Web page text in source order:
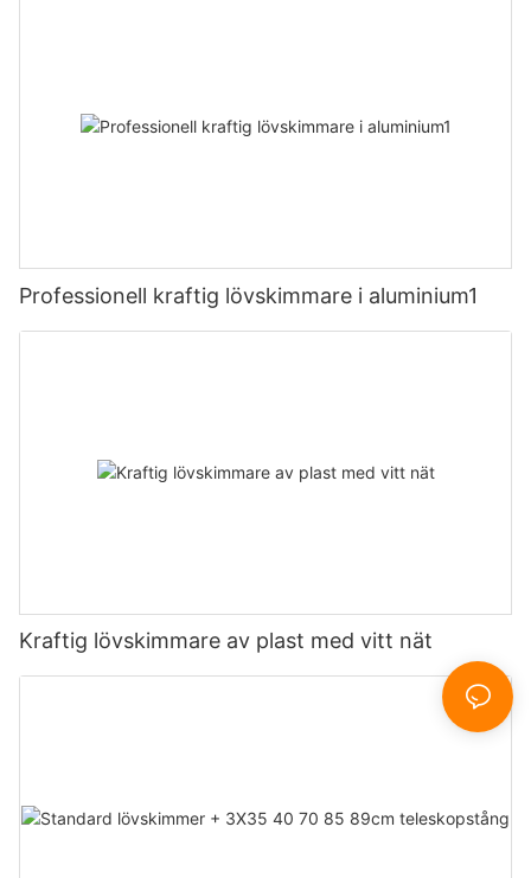
Professionell kraftig lövskimmare i aluminium1
Kraftig lövskimmare av plast med vitt nät